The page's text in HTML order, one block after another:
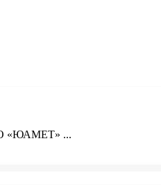
«ЮАМЕТ» ...